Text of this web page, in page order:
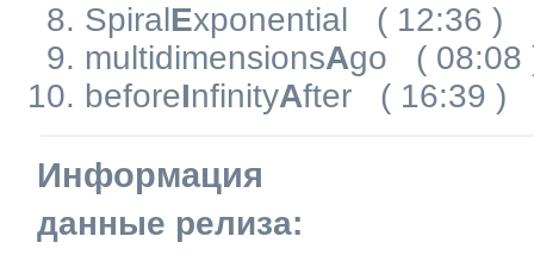
SpiralExponential ( 12:36 )
multidimensionsAgo ( 08:08
beforeInfinityAfter ( 16:39 )
Информация
данные релиза: